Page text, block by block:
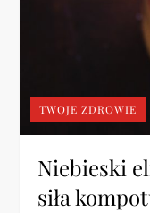
TWOJE ZDROWIE
Niebieski
siła